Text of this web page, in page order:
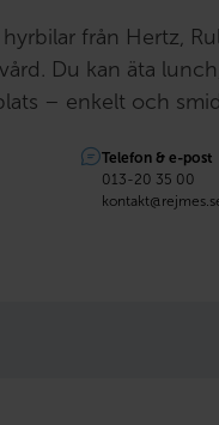
från Hertz,
Du kan äta
– enkelt och
Telefon & e-post
013-20 35 00